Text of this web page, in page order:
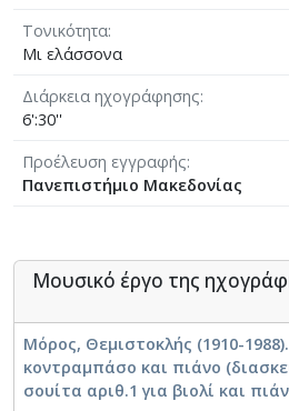
Τονικότητα
Μι ελάσσονα
Διάρκεια ηχογράφησης
6':30''
Προέλευση εγγραφής
Πανεπιστήμιο Μακεδονίας
Μουσικό έργο της
Μόρος, Θεμιστοκλής (1910-
κοντραμπάσο και πιάνο
σουίτα αριθ.1 για βιολί και